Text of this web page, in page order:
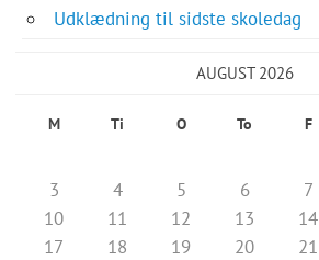
Udklædning til sidste skoledag
AUGUST 2026
M Ti O To F
3
4 5 6 7
10
11 12 13 14
17
18 19 20 21